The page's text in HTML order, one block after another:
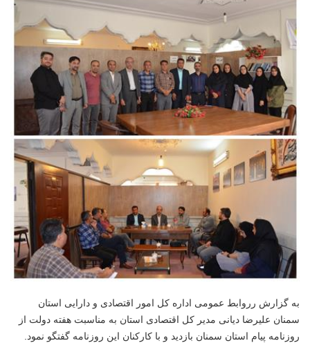
به گزارش رروابط عمومی اداره کل امور اقتصادی و دارایی استان
سمنان علیرضا دیانی مدیر کل اقتصادی استان به مناسبت هفته دولت از
روزنامه پیام استان سمنان بازدید و با کارکنان این روزنامه گفتگو نمود.